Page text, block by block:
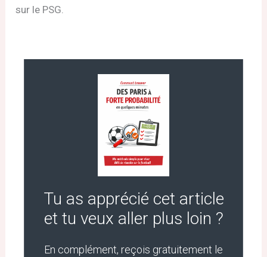
sur le PSG.
Tu as apprécié cet article
et tu veux aller plus loin ?
En complément, reçois gratuitement le